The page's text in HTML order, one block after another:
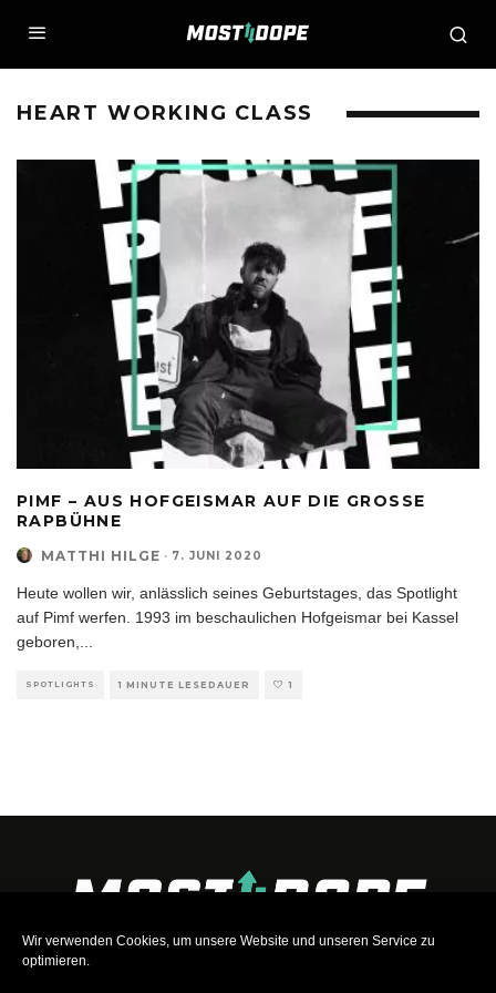
Wir verwenden Cookies, um unsere Website und unseren Service zu
optimieren.
HEART WORKING CLASS
PIMF – AUS HOFGEISMAR AUF DIE GROSSE R
APBÜHNE
MATTHI HILGE · 7. JUNI 2020
Heute wollen wir, anlässlich seines Geburtstages, das Spotlight
auf Pimf werfen. 1993 im beschaulichen Hofgeismar bei Kassel
geboren,
SPOTLIGHTS 1 MINUTE LESEDAUER 1